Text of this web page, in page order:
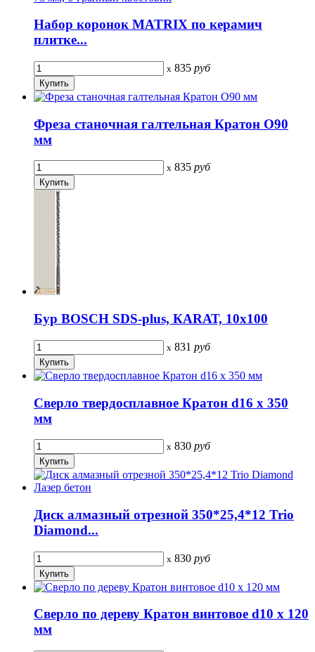
Набор коронок MATRIX по керамич
плитке...
x 835 руб
Фреза станочная галтельная Кратон O90
мм
x 835 руб
Бур BOSCH SDS-plus, КАRАТ, 10х100
x 831 руб
Сверло твердосплавное Кратон d16 х 350
мм
x 830 руб
Диск алмазный отрезной 350*25,4*12 Trio
Diamond...
x 830 руб
Сверло по дереву Кратон винтовое d10 х 120
мм